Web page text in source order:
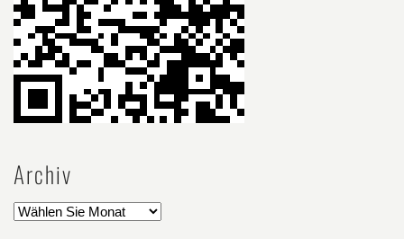
Archiv